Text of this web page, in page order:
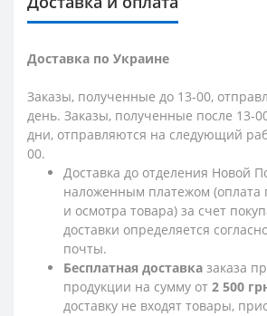
Доставка по Украине
Заказы, полученные до 13-00,
день. Заказы, полученные после 13-
дни, отправляются на следующий
00.
Доставка до отделения Новой
наложенным платежом (оплата
и осмотра товара) за счет
доставки определяется
почты.
Бесплатная доставка заказа
продукции на сумму от 2 500
доставку не входят товары,